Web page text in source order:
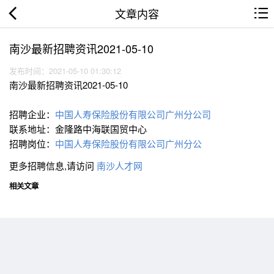
文章内容
南沙最新招聘资讯2021-05-10
发布时间：2021-05-10 01:30:12
南沙最新招聘资讯2021-05-10
招聘企业： 中国人寿保险股份有限公司广州分公司
联系地址：金隆路中海联国贸中心
招聘岗位： 中国人寿保险股份有限公司广州分公
更多招聘信息,请访问 南沙人才网
相关文章